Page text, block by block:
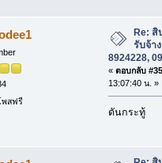
พสฟรี
Re: สิ
รับจ้า
8924228,
« ตอบกลับ
13:07:40 น. »
ดันกระทู้